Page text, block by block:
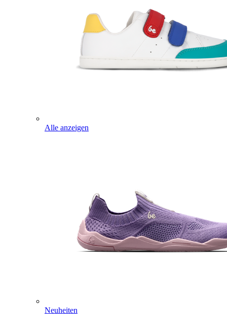
Alle anzeigen
Neuheiten